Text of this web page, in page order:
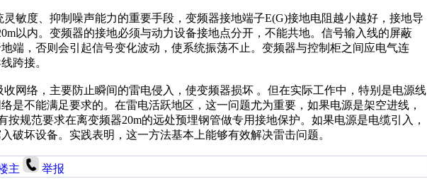
度、抑制噪声能力的重要手段，变频器接地端子E(G)接地电阻越小越好，接地导
以内。变频器的接地必须与动力设备接地点分开，不能共地。信号输入线的屏蔽
端，否则会引起信号变化波动，使系统振荡不止。变频器与控制柜之间应电气连
跨接。
络，主要防止瞬间的雷电侵入，使变频器损坏 。但在实际工作中，特别是电源线
是不能满足要求的。在雷电活跃地区，这一问题尤为重要，如果电源是架空进线，
规范要求在离变频器20m的远处预埋钢管做专用接地保护。如果电源是电缆引入，
破坏设备。实践表明，这一方法基本上能够有效解决雷击问题。
主 举报